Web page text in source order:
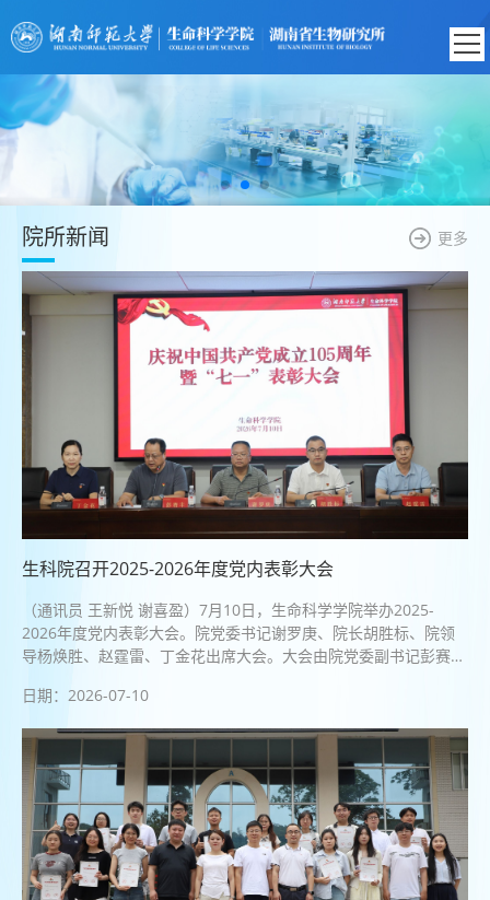
院所新闻 更多
生科院召开2025-2026年度党内表彰大会
（通讯员 王新悦 谢喜盈）7月10日，生命科学学院举办2025-
2026年度党内表彰大会。院党委书记谢罗庚、院长胡胜标、院领
导杨焕胜、赵霆雷、丁金花出席大会。大会由院党委副书记彭赛丰
开帷幕。胡胜标宣读了《中共湖南师范大学生命科学学院委员会...
日期：2026-07-10